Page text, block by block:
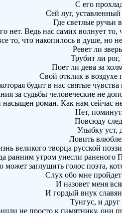
С его
Сей луг,
Где светлые ручьи
Ведь нас самих волнует
то, что накопилось в душе, но
Ревет ли
Трубит ли рог,
Поет ли дева за
Свой отклик в воздухе
будит в нас святые
за судьбы человеческие не
насыщен роман. Как нам
Нет,
Повсюду
Улыбку уст,
Ловить
великого творца русской
ранним утром унесли раненого
заглушить голос поэта,
Слух обо мне пройдет
И назовет меня
И гордый внук
Тунгус, и друг
не просто к памятнику, они